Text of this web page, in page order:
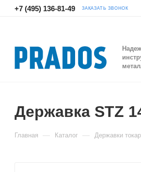
+7 (495) 136-81-49 ЗАКАЗАТЬ ЗВОНОК
Державка STZ
Главная — Каталог — Державки